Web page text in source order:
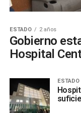
ESTADO 2 años
Gobierno
Hospital
ESTADO